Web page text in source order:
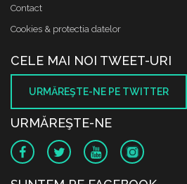
Contact
Cookies & protectia datelor
CELE MAI NOI TWEET-URI
URMĂREŞTE-NE PE TWITTER
URMĂREŞTE-NE